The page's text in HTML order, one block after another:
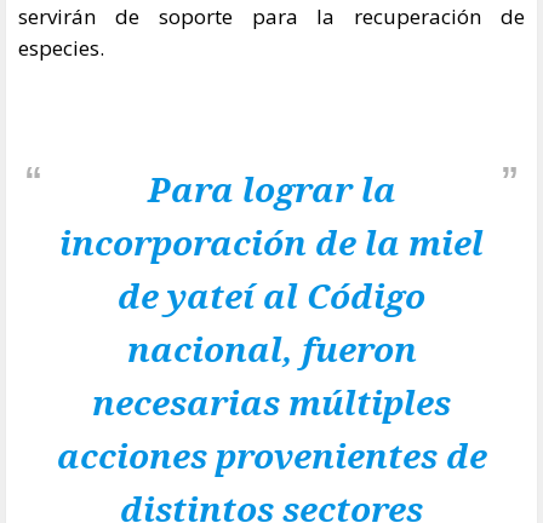
servirán de soporte para la recuperación de
especies.
Para lograr la
incorporación de la miel
de yateí al Código
nacional, fueron
necesarias múltiples
acciones provenientes de
distintos sectores